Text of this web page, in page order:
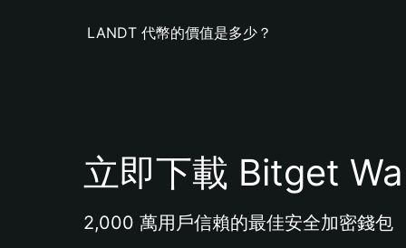
LANDT 代幣的價值是多少？
立即下載 Bitget
2,000 萬用戶信賴的最佳安全加密錢包